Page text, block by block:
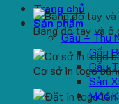
Trang chủ
Sản phẩm
Gấu – Thú
Gấu
Gấu
Sản
Móc
Băng đô tay và ô
Cơ sở in logo